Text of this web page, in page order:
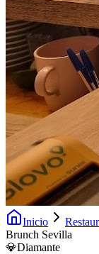
Inicio
Brunch Sevilla
💎Diamante